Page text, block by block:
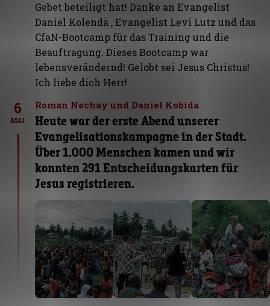
Gebet beteiligt hat! Danke an Evangelist
Daniel Kolenda , Evangelist Levi Lutz und das
CfaN-Bootcamp für das Training und die
Beauftragung. Dieses Bootcamp war
lebensverändernd! Gelobt sei Jesus Christus!
Ich liebe dich Herr!
6
MAI
Roman Nechay und Daniel Kobida
Heute war der erste Abend unserer
Evangelisationskampagne in der Stadt.
Über 1.000 Menschen kamen und wir
konnten 291 Entscheidungskarten für
Jesus registrieren.